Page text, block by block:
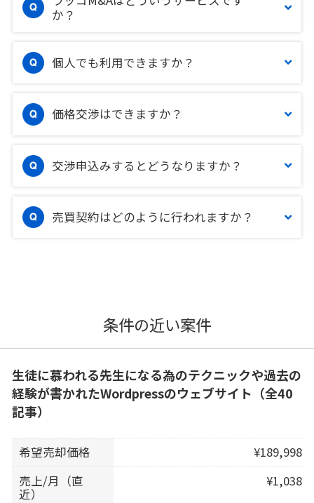
か？
個人でも利用できますか？
価格交渉はできますか？
交渉申込みするとどうなりますか？
売買契約はどのように行われますか？
条件の近い案件
生徒に慕われる先生になる為のテクニックや過去の
経験が書かれたWordpressのウェブサイト（全40
記事）
希望売却価格
¥189,998
売上/月（直
近）
¥1,038